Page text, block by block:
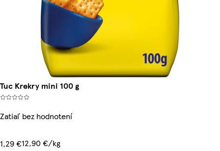
Tuc Krekry mini 100 g
Zatiaľ bez hodnotení
1,29 €12,90 €/kg